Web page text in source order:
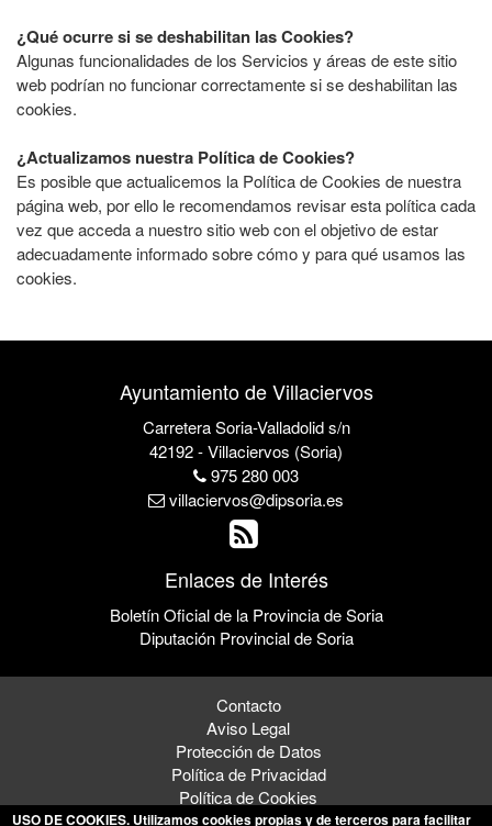
¿Qué ocurre si se deshabilitan las Cookies?
Algunas funcionalidades de los Servicios y áreas de este sitio
web podrían no funcionar correctamente si se deshabilitan las
cookies.
¿Actualizamos nuestra Política de Cookies?
Es posible que actualicemos la Política de Cookies de nuestra
página web, por ello le recomendamos revisar esta política cada
vez que acceda a nuestro sitio web con el objetivo de estar
adecuadamente informado sobre cómo y para qué usamos las
cookies.
Ayuntamiento de Villaciervos
Carretera Soria-Valladolid s/n
42192 - Villaciervos (Soria)
975 280 003
villaciervos@dipsoria.es
Enlaces de Interés
Boletín Oficial de la Provincia de Soria
Diputación Provincial de Soria
Contacto
Aviso Legal
Protección de Datos
Política de Privacidad
Política de Cookies
USO DE COOKIES. Utilizamos cookies propias y de terceros para facilitar